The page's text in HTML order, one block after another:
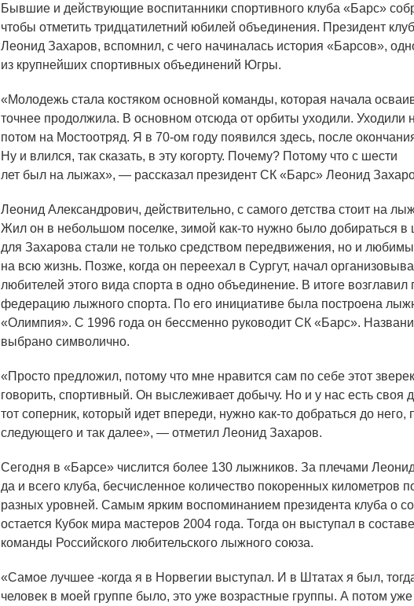
Бывшие и действующие воспитанники спортивного клуба «Барс»
чтобы отметить тридцатилетний юбилей объединения. Президент
Леонид Захаров, вспомнил, с чего начиналась история «Барсов»,
из крупнейших спортивных объединений Югры.
«Молодежь стала костяком основной команды, которая начала
точнее продолжила. В основном отсюда от орбиты уходили. Уходили
потом на Мостоотряд. Я в 70-ом году появился здесь, после
Ну и влился, так сказать, в эту когорту. Почему? Потому что с шести
лет был на лыжах», — рассказал президент СК «Барс» Леонид
Леонид Александрович, действительно, с самого детства стоит на
Жил он в небольшом поселке, зимой как-то нужно было добираться
для Захарова стали не только средством передвижения, но и
на всю жизнь. Позже, когда он переехал в Сургут, начал
любителей этого вида спорта в одно объединение. В итоге возглавил
федерацию лыжного спорта. По его инициативе была построена
«Олимпия». С 1996 года он бессменно руководит СК «Барс».
выбрано символично.
«Просто предложил, потому что мне нравится сам по себе этот
говорить, спортивный. Он выслеживает добычу. Но и у нас есть своя
тот соперник, который идет впереди, нужно как-то добраться до него,
следующего и так далее», — отметил Леонид Захаров.
Сегодня в «Барсе» числится более 130 лыжников. За плечами
да и всего клуба, бесчисленное количество покоренных километров
разных уровней. Самым ярким воспоминанием президента клуба о
остается Кубок мира мастеров 2004 года. Тогда он выступал в
команды Российского любительского лыжного союза.
«Самое лучшее -когда я в Норвегии выступал. И в Штатах я был,
человек в моей группе было, это уже возрастные группы. А потом